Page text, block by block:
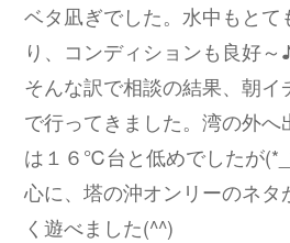
ベタ凪ぎでした。水中もとて
り、コンディションも良好～
そんな訳で相談の結果、朝イ
で行ってきました。湾の外へ
は１６℃台と低めでしたが
心に、塔の沖オンリーのネタ
く遊べました(^^)